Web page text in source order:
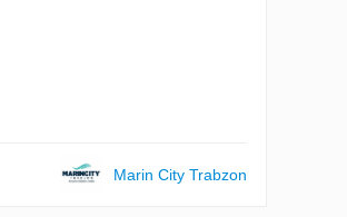
Marin City Trabzon